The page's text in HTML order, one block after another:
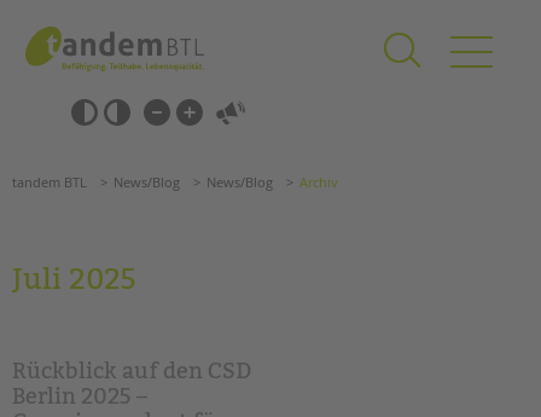
springen
Barrierefrei-
Einstellungen
überspringen
überspringen
Förderzentren
Kollegs
tandem BTL News/Blog News/Blog Archiv
Juli 2025
Rückblick auf den CSD
Berlin 2025 –